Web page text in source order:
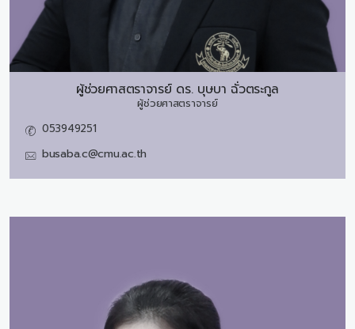
ผู้ช่วยศาสตราจารย์ ดร. บุษบา ฉั่วตระกูล
ผู้ช่วยศาสตราจารย์
053949251
busaba.c@cmu.ac.th